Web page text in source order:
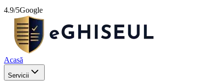
4.9/5Google
Acasă
Servicii